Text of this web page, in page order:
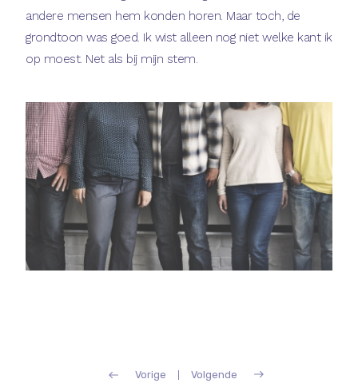
andere mensen hem konden horen. Maar toch, de
grondtoon was goed. Ik wist alleen nog niet welke kant ik
op moest. Net als bij mijn stem.
Vorige Volgende